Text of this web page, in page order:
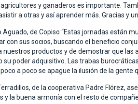
y ganaderos es importante.
a otras y así aprender más. Gracias y
Aguado, de Copiso “Estas jornadas están
con sus socios, buscando el beneficio
nuestros productos y de demostrar que las
su poder adquisitivo. Las trabas
a poco se apague la ilusión de la gente
de la cooperativa Padre Flórez,
y la buena armonía con el resto de